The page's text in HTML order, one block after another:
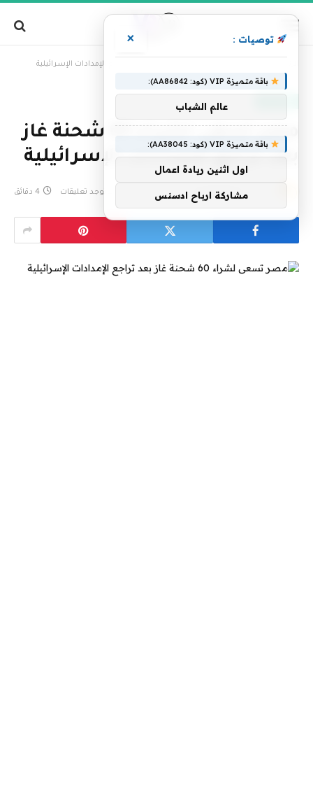
مصر تسعى لشراء 60 شحنة غاز
بعد تراجع الإمدادات الإسرائيلية
فريق التحرير 25 مايو، 2025 لا توجد تعليقات 4 دقائق
توصيات : ×
باقة متميزة VIP (كود: AA86842):
عالم الشباب
باقة متميزة VIP (كود: AA38045):
اول اثنين ريادة اعمال
مشاركة ارباح ادسنس